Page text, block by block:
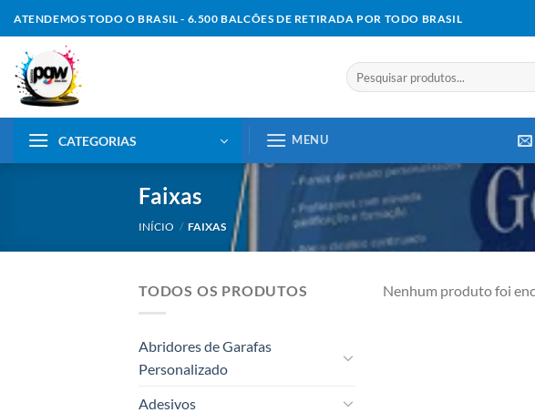
to
content
ATENDEMOS TODO O BRASIL - 6.500 BALCÕES DE RETIRADA POR TODO BRASIL
Pesquisar
por:
CATEGORIAS MENU
Faixas
INÍCIO / FAIXAS
TODOS OS PRODUTOS
Abridores de Garafas
Personalizado
Adesivos
Nenhum produto foi